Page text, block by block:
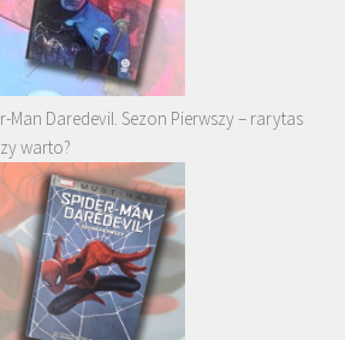
Man Daredevil. Sezon Pierwszy – rarytas
warto?